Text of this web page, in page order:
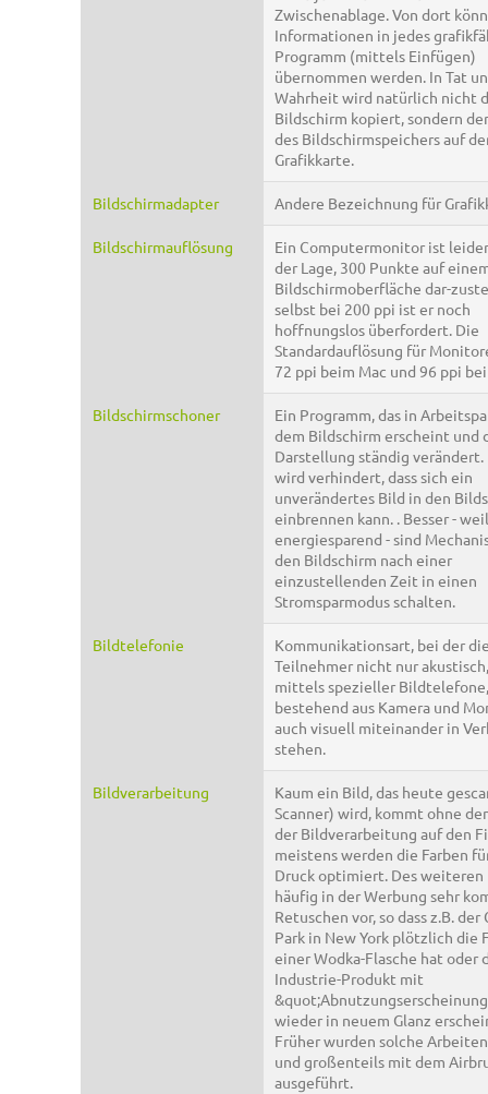
Zwischenablage. Von dort
Informationen in jedes
Programm (mittels Einfügen)
übernommen werden. In Tat
Wahrheit wird natürlich nicht
Bildschirm kopiert, sondern
des Bildschirmspeichers auf
Grafikkarte.
Bildschirmadapter Andere Bezeichnung für
Bildschirmauflösung
Ein Computermonitor ist
der Lage, 300 Punkte auf
Bildschirmoberfläche dar-
selbst bei 200 ppi ist er noch
hoffnungslos überfordert. Die
Standardauflösung für
72 ppi beim Mac und 96 ppi
Bildschirmschoner
Ein Programm, das in
dem Bildschirm erscheint und
Darstellung ständig verändert.
wird verhindert, dass sich ein
unverändertes Bild in den
einbrennen kann. . Besser - weil
energiesparend - sind
den Bildschirm nach einer
einzustellenden Zeit in einen
Stromsparmodus schalten.
Bildtelefonie
Kommunikationsart, bei der
Teilnehmer nicht nur
mittels spezieller Bildtelefone,
bestehend aus Kamera und
auch visuell miteinander in
stehen.
Bildverarbeitung
Kaum ein Bild, das heute
Scanner) wird, kommt ohne
der Bildverarbeitung auf den
meistens werden die Farben
Druck optimiert. Des weiteren
häufig in der Werbung sehr
Retuschen vor, so dass z.B. der
Park in New York plötzlich die
einer Wodka-Flasche hat oder
Industrie-Produkt mit
wieder in neuem Glanz
Früher wurden solche
und großenteils mit dem
ausgeführt.